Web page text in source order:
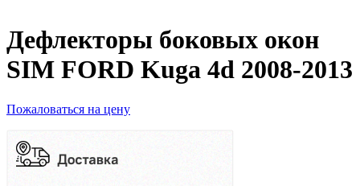
Дефлекторы боковых окон
SIM FORD Kuga 4d 2008-2013
Пожаловаться на цену